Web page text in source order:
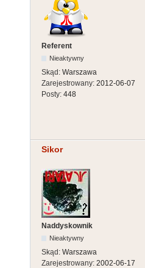
Referent
Nieaktywny
Skąd: Warszawa
Zarejestrowany: 2012-06-07
Posty: 448
Sikor
Naddyskownik
Nieaktywny
Skąd: Warszawa
Zarejestrowany: 2002-06-17